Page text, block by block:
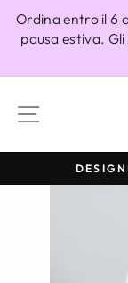
direttamente
Ordina entro il 6
pausa estiva.